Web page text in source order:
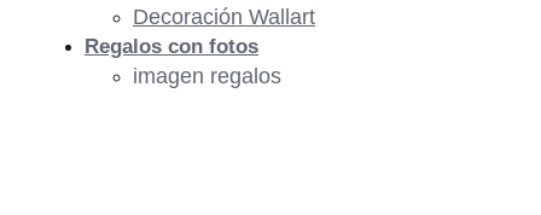
Decoración Wallart
Regalos con fotos
imagen regalos